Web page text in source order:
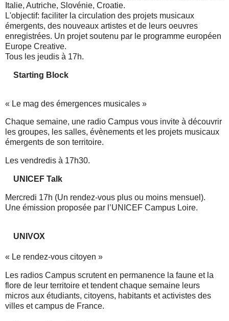
Italie, Autriche, Slovénie, Croatie.
L'objectif: faciliter la circulation des projets musicaux
émergents, des nouveaux artistes et de leurs oeuvres
enregistrées. Un projet soutenu par le programme européen
Europe Creative.
Tous les jeudis à 17h.
Starting Block
« Le mag des émergences musicales »
Chaque semaine, une radio Campus vous invite à découvrir
les groupes, les salles, évènements et les projets musicaux
émergents de son territoire.
Les vendredis à 17h30.
UNICEF Talk
Mercredi 17h (Un rendez-vous plus ou moins mensuel).
Une émission proposée par l’UNICEF Campus Loire.
UNIVOX
« Le rendez-vous citoyen »
Les radios Campus scrutent en permanence la faune et la
flore de leur territoire et tendent chaque semaine leurs
micros aux étudiants, citoyens, habitants et activistes des
villes et campus de France.